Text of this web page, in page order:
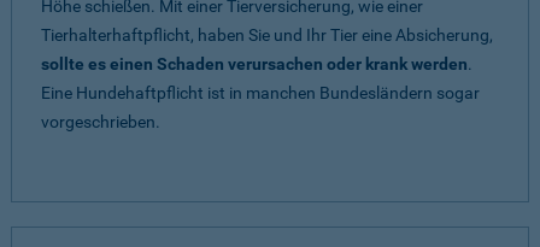
Höhe schießen. Mit einer Tierversicherung, wie einer
Tierhalterhaftpflicht, haben Sie und Ihr Tier eine Absicherung,
sollte es einen Schaden verursachen oder krank werden.
Eine Hundehaftpflicht ist in manchen Bundesländern sogar
vorgeschrieben.